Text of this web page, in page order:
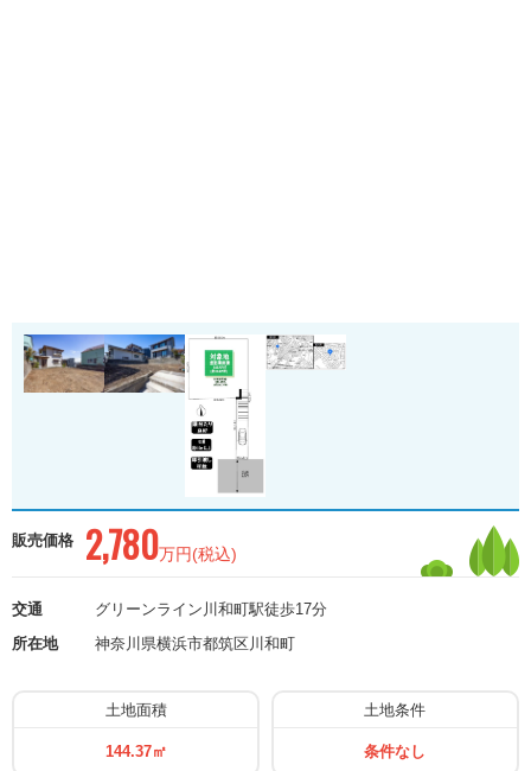
販売価格 2,780万円(税込)
交通
グリーンライン川和町駅徒歩17分
所在地
神奈川県横浜市都筑区川和町
⼟地⾯積
144.37㎡
⼟地条件
条件なし